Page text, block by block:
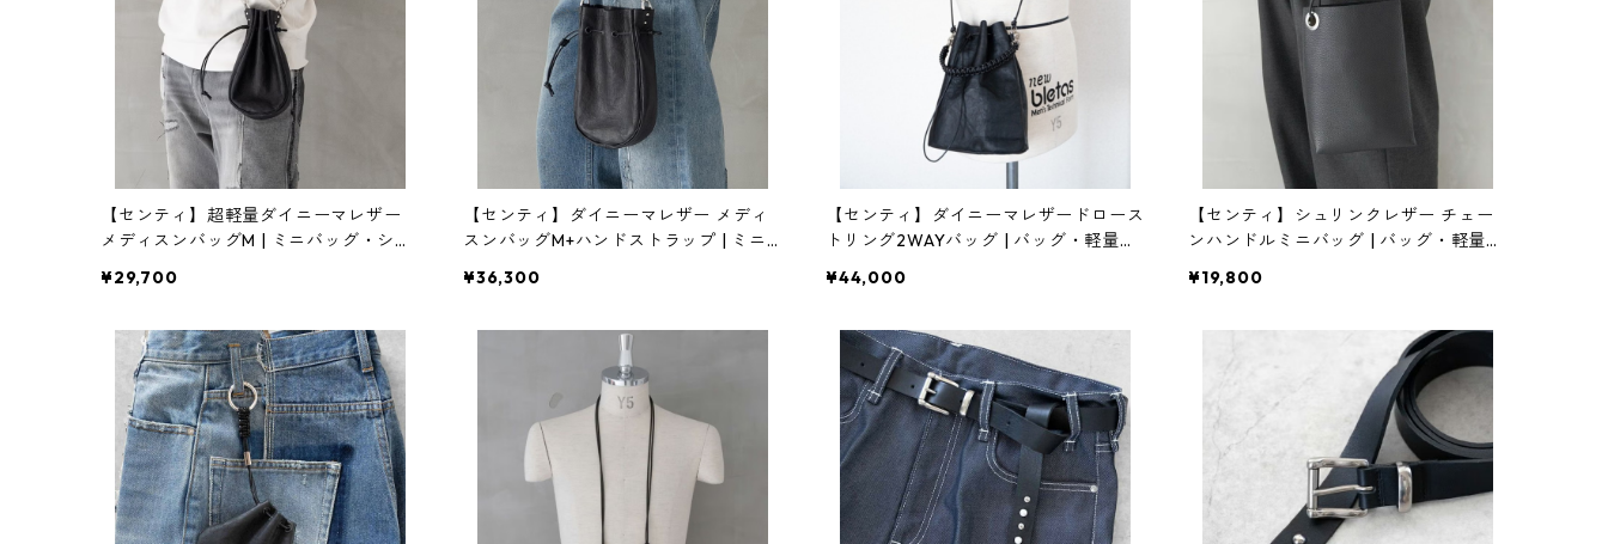
【センティ】超軽量ダイニーマレザー
メディスンバッグM | ミニバッグ・ショ
セナ)]
¥29,700
【センティ】ダイニーマレザー メディ
スンバッグM+ハンドストラップ | ミニ
NASENA(イナセナ)]
¥36,300
【センティ】ダイニーマレザードロース
トリング2WAYバッグ | バッグ・軽量・
ナ)]
¥44,000
【センティ】シュリンクレザー チェー
ンハンドルミニバッグ | バッグ・軽量・
ナ)]
¥19,800